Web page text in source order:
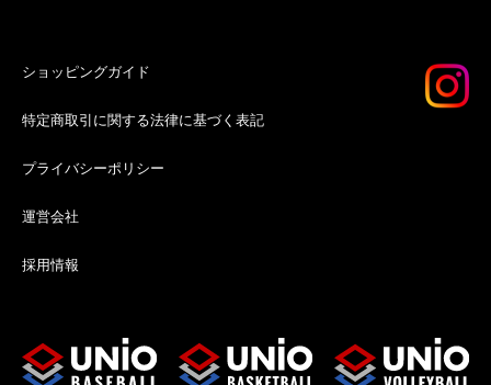
ショッピングガイド
特定商取引に関する法律に基づく表記
プライバシーポリシー
運営会社
採用情報